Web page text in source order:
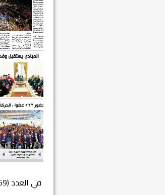
في العدد (659) من بهرا : انقضى عام النصر… م...